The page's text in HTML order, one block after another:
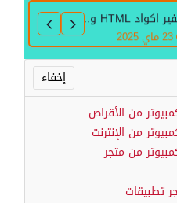
أداة تحويل وفك تشفير اكواد HTML وCSS وJavaScript
23 ماي 2025
من الأقراص
من الإنترنت
من متجر
تطبيقات